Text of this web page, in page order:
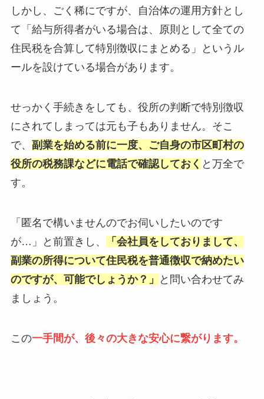
しかし、ごく稀にですが、自治体の運用方針とし
て「給与所得者がいる場合は、原則として全ての
住民税を合算して特別徴収にまとめる」というル
ールを設けている場合があります。
せっかく手続きをしても、役所の判断で特別徴収
にされてしまっては元も子もありません。そこ
で、 副業を始める前に一度、ご自身の市区町村の
役所の税務課などに電話で確認しておく と万全で
す。
「匿名で構いませんのでお伺いしたいのです
が…」と前置きし、
「会社員をしておりまして、
副業の所得について住民税を普通徴収で納めたい
のですが、可能でしょうか？」
と問い合わせてみ
ましょう。
この一手間が、後々の大きな安心に繋がります。